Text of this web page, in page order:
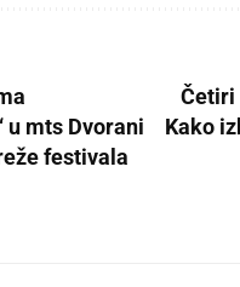
u mts Dvorani
festivala
Četiri
Kako